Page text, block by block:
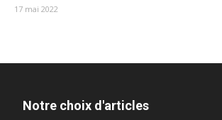
17 mai 2022
Notre choix d'articles